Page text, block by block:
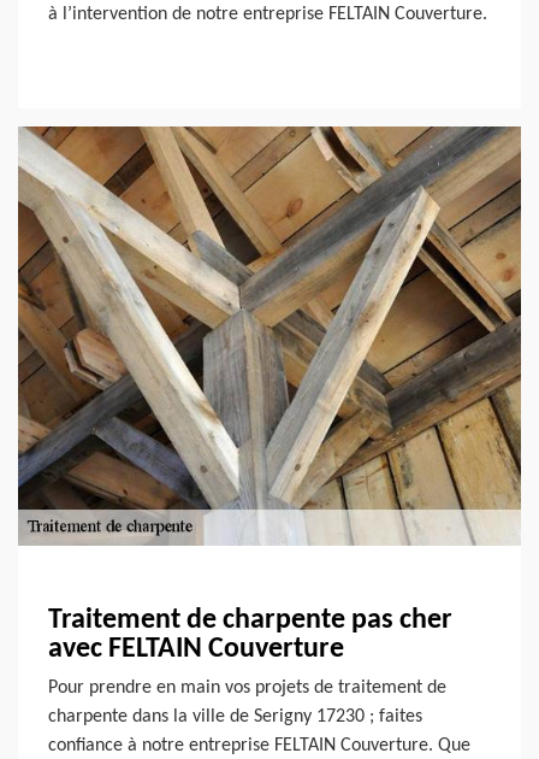
à l’intervention de notre entreprise FELTAIN Couverture.
Traitement de charpente pas cher
avec FELTAIN Couverture
Pour prendre en main vos projets de traitement de
charpente dans la ville de Serigny 17230 ; faites
confiance à notre entreprise FELTAIN Couverture. Que